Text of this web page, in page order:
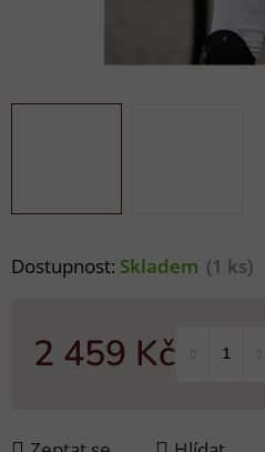
Dostupnost: Skladem (1 ks)
2 459 Kč